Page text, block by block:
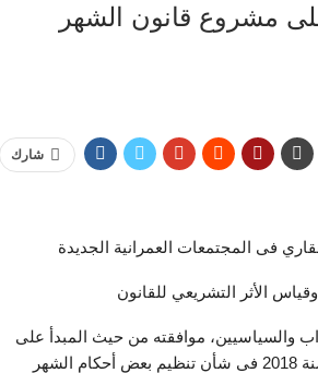
مشروع قانون الشهر
شارك
فى المجتمعات العمرانية الجديدة
الأثر التشريعي للقانون
والسياسيين، موافقته من حيث المبدأ على
مشروع القانون المقدم من الحكومة بتعديل بعض أحكام القانون رقم 27 لسنة 2018 فى شأن تنظيم بعض أحكام الشهر